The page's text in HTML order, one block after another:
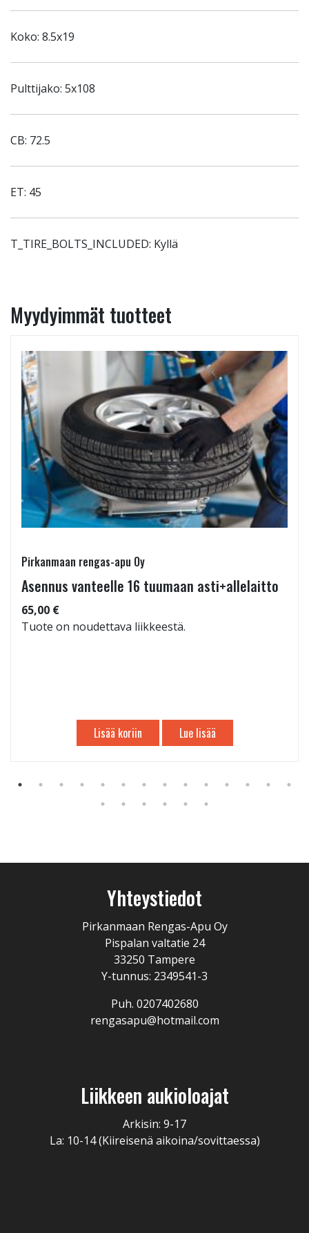
Koko: 8.5x19
Pulttijako: 5x108
CB: 72.5
ET: 45
T_TIRE_BOLTS_INCLUDED: Kyllä
Myydyimmät tuotteet
Pirkanmaan rengas-apu Oy
Asennus vanteelle 16 tuumaan asti+allelaitto
65,00 €
Tuote on noudettava liikkeestä.
Lisää koriin Lue lisää
Yhteystiedot
Pirkanmaan Rengas-Apu Oy
Pispalan valtatie 24
33250 Tampere
Y-tunnus: 2349541-3
Puh. 0207402680
rengasapu@hotmail.com
Liikkeen aukioloajat
Arkisin: 9-17
La: 10-14 (Kiireisenä aikoina/sovittaessa)